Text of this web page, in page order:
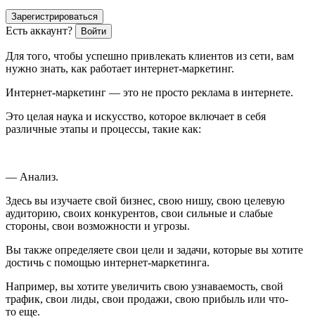
Зарегистрироваться
Есть аккаунт? Войти
Для того, чтобы успешно привлекать клиентов из сети, вам
нужно знать, как работает интернет-маркетинг.
Интернет-маркетинг — это не просто реклама в интернете.
Это целая наука и искусство, которое включает в себя
различные этапы и процессы, такие как:
— Анализ.
Здесь вы изучаете свой бизнес, свою нишу, свою целевую
аудиторию, своих конкурентов, свои сильные и слабые
стороны, свои возможности и угрозы.
Вы также определяете свои цели и задачи, которые вы хотите
достичь с помощью интернет-маркетинга.
Например, вы хотите увеличить свою узнаваемость, свой
трафик, свои лиды, свои продажи, свою прибыль или что-
то еще.